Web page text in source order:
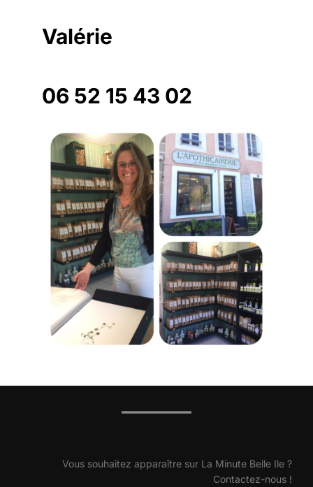
Valérie
06 52 15 43 02
Vous souhaitez apparaître sur La Minute Belle Ile ?
Contactez-nous !